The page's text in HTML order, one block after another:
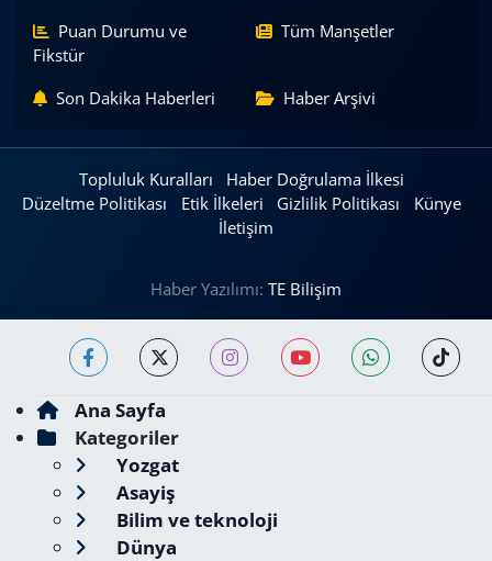
Puan Durumu ve
Fikstür
Tüm Manşetler
Son Dakika Haberleri Haber Arşivi
Topluluk Kuralları
Haber Doğrulama İlkesi
Düzeltme Politikası
Etik İlkeleri Gizlilik Politikası
Künye
İletişim
Haber Yazılımı: TE Bilişim
Ana Sayfa
Kategoriler
Yozgat
Asayiş
Bilim ve teknoloji
Dünya